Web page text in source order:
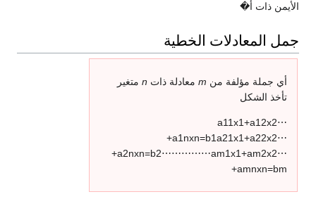
الأيمن ذات أ�
جمل المعادلات الخطية
أي جملة مؤلفة من m معادلة ذات n متغير
تأخذ الشكل
a11x1+a1 2x2⋯
+a1 nxn=b1a21x1+a22x2⋯
+a2nxn=b2⋯⋯⋯⋯⋯am1x1+am2x2⋯
+amnxn=bm